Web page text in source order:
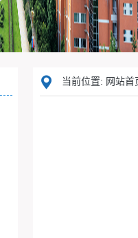
当前位置: 网站